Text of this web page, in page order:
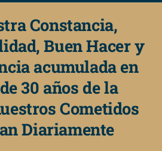
Constancia,
Buen Hacer y
acumulada en
30 años de la
Cometidos
Diariamente